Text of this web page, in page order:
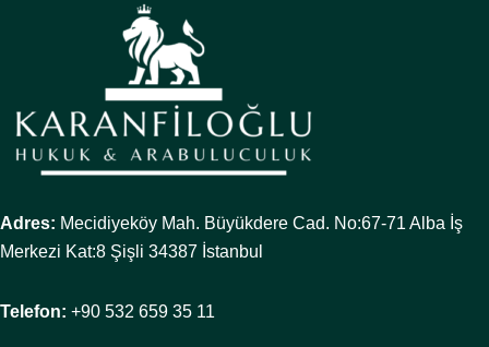
Adres: Mecidiyeköy Mah. Büyükdere Cad. No:67-71 Alba İş
Merkezi Kat:8 Şişli 34387 İstanbul
Telefon: +90 532 659 35 11